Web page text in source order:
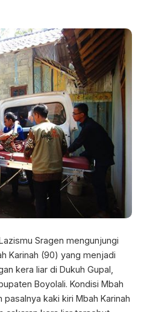
Sragen mengunjungi
Karinah (90) yang menjadi
kera liar di Dukuh Gupal,
Boyolali. Kondisi Mbah
kaki kiri Mbah Karinah